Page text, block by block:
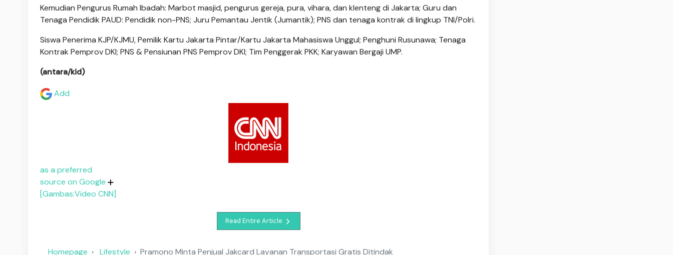
Kemudian Pengurus Rumah Ibadah: Marbot masjid, pengurus gereja, pura, vihara, dan klenteng di Jakarta; Guru dan
Tenaga Pendidik PAUD: Pendidik non-PNS; Juru Pemantau Jentik (Jumantik); PNS dan tenaga kontrak di lingkup TNI/Polri.
Siswa Penerima KJP/KJMU, Pemilik Kartu Jakarta Pintar/Kartu Jakarta Mahasiswa Unggul; Penghuni Rusunawa; Tenaga
Kontrak Pemprov DKI; PNS & Pensiunan PNS Pemprov DKI; Tim Penggerak PKK; Karyawan Bergaji UMP.
(antara/kid)
Add
as a preferred
source on Google
[Gambas:Video CNN]
Read Entire Article
Homepage Lifestyle Pramono Minta Penjual Jakcard Layanan Transportasi Gratis Ditindak